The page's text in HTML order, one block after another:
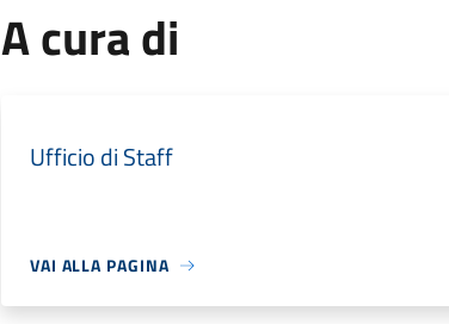
A cura di
Ufficio di Staff
VAI ALLA PAGINA